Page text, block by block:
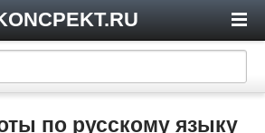
по русскому языку